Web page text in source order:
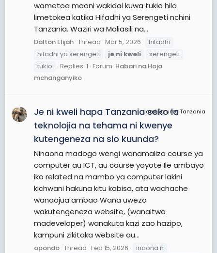
wametoa maoni wakidai kuwa tukio hilo
limetokea katika Hifadhi ya Serengeti nchini
Tanzania. Waziri wa Maliasili na...
Dalton Elijah Thread Mar 5, 2026
hifadhi
hifadhi ya serengeti
je ni kweli
serengeti
tukio
Replies: 1 Forum: Habari na Hoja
mchanganyiko
JamiiForums Tanzania
Je ni kweli hapa Tanzania soko la
teknolojia na tehama ni kwenye
kutengeneza na sio kuunda?
Ninaona madogo wengi wanamaliza course ya
computer au ICT, au course yoyote Ile ambayo
iko related na mambo ya computer lakini
kichwani hakuna kitu kabisa, ata wachache
wanaojua ambao Wana uwezo
wakutengeneza website, (wanaitwa
madeveloper) wanakuta kazi zao hazipo,
kampuni zikitaka website au...
opondo Thread Feb 15, 2026
inaona n